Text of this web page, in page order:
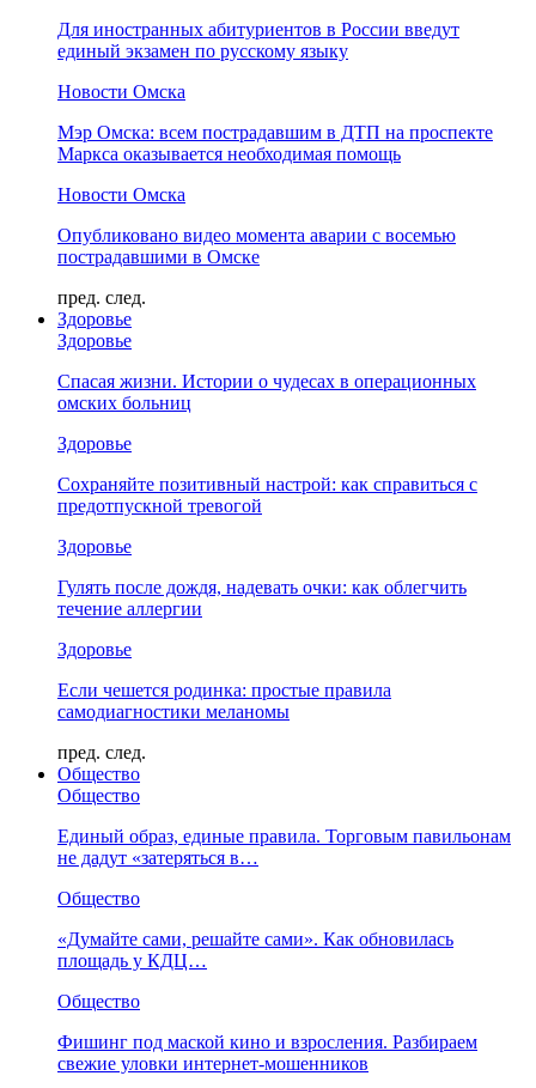
Для иностранных абитуриентов в России введут
единый экзамен по русскому языку
Новости Омска
Мэр Омска: всем пострадавшим в ДТП на проспекте
Маркса оказывается необходимая помощь
Новости Омска
Опубликовано видео момента аварии с восемью
пострадавшими в Омске
пред. след.
Здоровье
Здоровье
Спасая жизни. Истории о чудесах в операционных
омских больниц
Здоровье
Сохраняйте позитивный настрой: как справиться с
предотпускной тревогой
Здоровье
Гулять после дождя, надевать очки: как облегчить
течение аллергии
Здоровье
Если чешется родинка: простые правила
самодиагностики меланомы
пред. след.
Общество
Общество
Единый образ, единые правила. Торговым павильонам
не дадут «затеряться в…
Общество
«Думайте сами, решайте сами». Как обновилась
площадь у КДЦ…
Общество
Фишинг под маской кино и взросления. Разбираем
свежие уловки интернет-мошенников